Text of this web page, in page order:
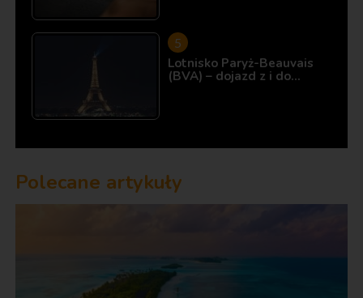
Lotnisko Paryż-Beauvais
(BVA) – dojazd z i do…
Polecane artykuły